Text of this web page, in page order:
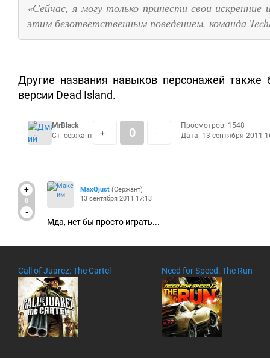
«Сейчас, я могу только принести свои
этим безответственным поведением, команда
Другие названия навыков персонажей
версии Dead Island.
MrBlack
Ст. сержант
+ 0 -
Просмотров: 1548
Дата: 13 сентября 2011
+
0
-
MaxQjust (Сержант)
13 сентября 2011 17:13
Мда, нет бы просто играть...
Call of Juarez: The Cartel Need for Speed: The Run